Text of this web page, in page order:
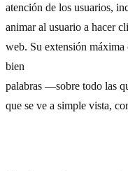
atención de los usuarios,
animar al usuario a hacer
web. Su extensión máxima
bien
palabras —sobre todo las
que se ve a simple vista,